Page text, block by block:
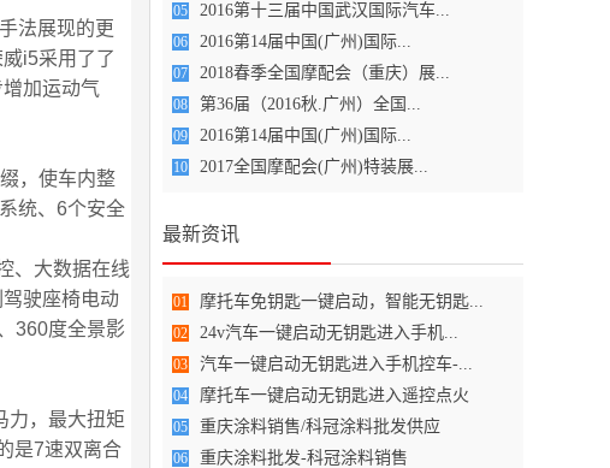
法展现的更
i5采用了了
加运动气
，使车内整
统、6个安全
、大数据在线
驶座椅电动
360度全景影
，最大扭矩
是7速双离合
05 2016第十三届中国武汉国际汽车...
06 2016第14届中国(广州)国际...
07 2018春季全国摩配会（重庆）展...
08 第36届（2016秋.广州）全国...
09 2016第14届中国(广州)国际...
10 2017全国摩配会(广州)特装展...
最新资讯
01 摩托车免钥匙一键启动，智能无钥匙...
02 24v汽车一键启动无钥匙进入手机...
03 汽车一键启动无钥匙进入手机控车-...
04 摩托车一键启动无钥匙进入遥控点火
05 重庆涂料销售/科冠涂料批发供应
06 重庆涂料批发-科冠涂料销售